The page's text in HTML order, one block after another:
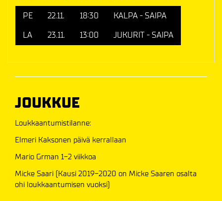
PE 22.11. 18:30
KALPA - SAIPA
LA
23.11. 13:00 JUKURIT - SAIPA
JOUKKUE
Loukkaantumistilanne:
Elmeri Kaksonen päivä kerrallaan
Mario Grman 1-2 viikkoa
Micke Saari (Kausi 2019-2020 on Micke Saaren osalta
ohi loukkaantumisen vuoksi)